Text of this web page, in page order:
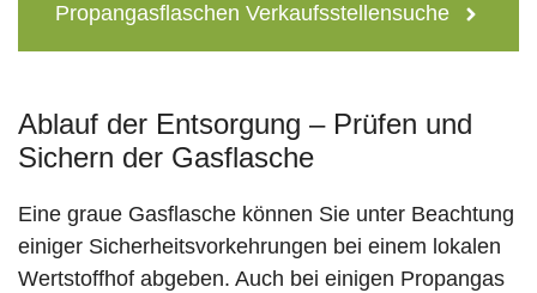
Propangasflaschen Verkaufsstellensuche
Ablauf der Entsorgung – Prüfen und
Sichern der Gasflasche
Eine graue Gasflasche können Sie unter Beachtung
einiger Sicherheitsvorkehrungen bei einem lokalen
Wertstoffhof abgeben. Auch bei einigen Propangas